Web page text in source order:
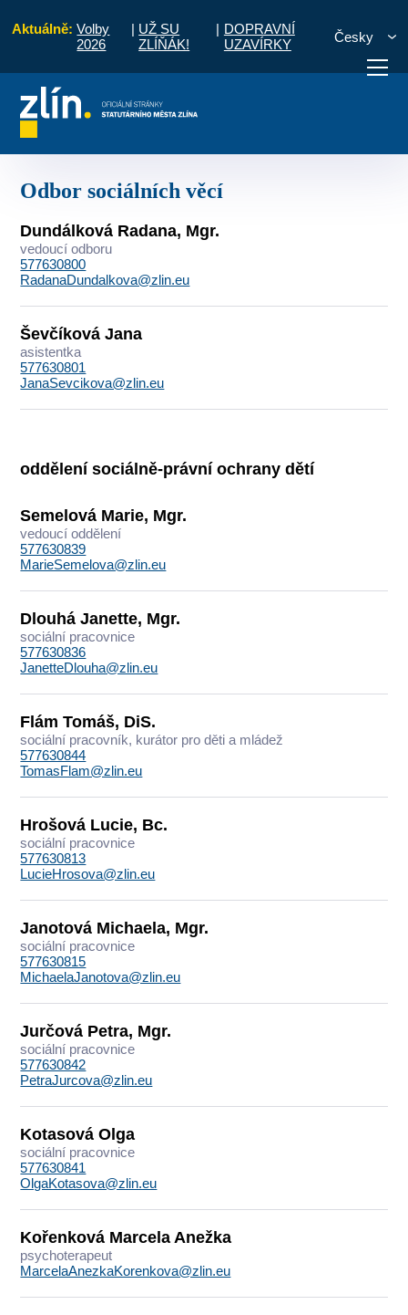
Aktuálně: Volby
2026
| UŽ SU
ZLÍŇÁK!
| DOPRAVNÍ
UZAVÍRKY
Česky
vyřídit Potřebuji zaplatit
Odbor sociálních věcí
Dundálková Radana, Mgr.
vedoucí odboru
577630800
RadanaDundalkova@zlin.eu
Ševčíková Jana
asistentka
577630801
JanaSevcikova@zlin.eu
oddělení sociálně-právní ochrany dětí
Semelová Marie, Mgr.
vedoucí oddělení
577630839
MarieSemelova@zlin.eu
Dlouhá Janette, Mgr.
sociální pracovnice
577630836
JanetteDlouha@zlin.eu
Flám Tomáš, DiS.
sociální pracovník, kurátor pro děti a mládež
577630844
TomasFlam@zlin.eu
Hrošová Lucie, Bc.
sociální pracovnice
577630813
LucieHrosova@zlin.eu
Janotová Michaela, Mgr.
sociální pracovnice
577630815
MichaelaJanotova@zlin.eu
Jurčová Petra, Mgr.
sociální pracovnice
577630842
PetraJurcova@zlin.eu
Kotasová Olga
sociální pracovnice
577630841
OlgaKotasova@zlin.eu
Kořenková Marcela Anežka
psychoterapeut
MarcelaAnezkaKorenkova@zlin.eu